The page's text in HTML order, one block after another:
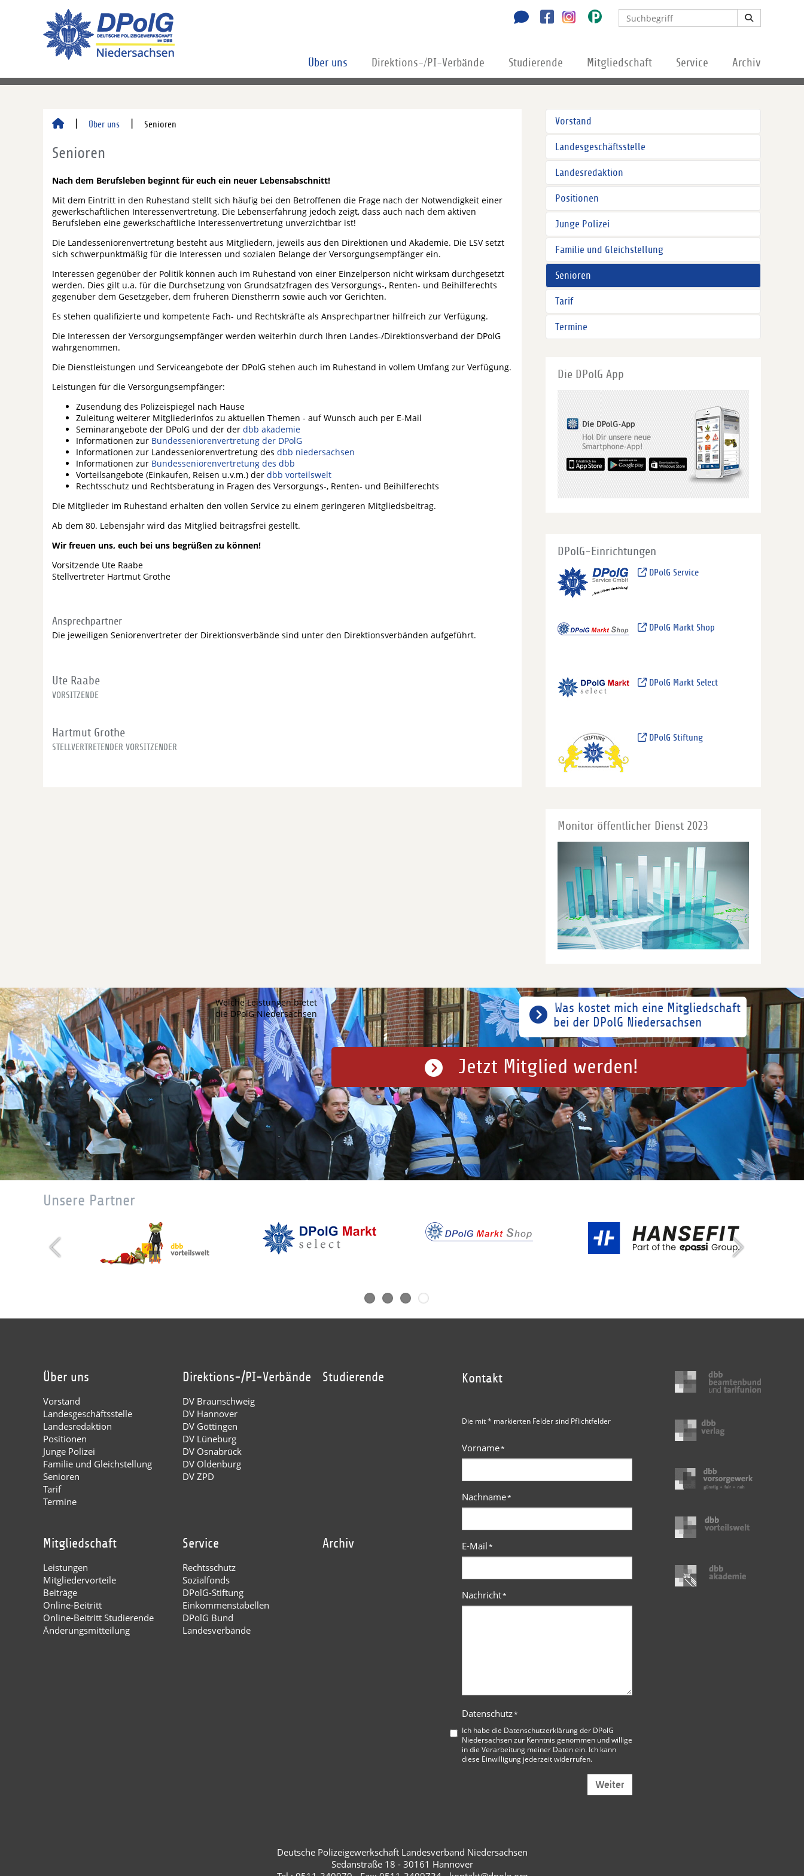
Über uns Direktions-/PI-Verbände Studierende Mitgliedschaft Service Archiv
Über uns Senioren
Senioren
Nach dem Berufsleben beginnt für euch ein neuer Lebensabschnitt!
Mit dem Eintritt in den Ruhestand stellt sich häufig bei den Betroffenen die Frage nach der Notwendigkeit einer
gewerkschaftlichen Interessenvertretung. Die Lebenserfahrung jedoch zeigt, dass auch nach dem aktiven
Berufsleben eine gewerkschaftliche Interessenvertretung unverzichtbar ist!
Die Landesseniorenvertretung besteht aus Mitgliedern, jeweils aus den Direktionen und Akademie. Die LSV setzt
sich schwerpunktmäßig für die Interessen und sozialen Belange der Versorgungsempfänger ein.
Interessen gegenüber der Politik können auch im Ruhestand von einer Einzelperson nicht wirksam durchgesetzt
werden. Dies gilt u.a. für die Durchsetzung von Grundsatzfragen des Versorgungs-, Renten- und Beihilferechts
gegenüber dem Gesetzgeber, dem früheren Dienstherrn sowie auch vor Gerichten.
Es stehen qualifizierte und kompetente Fach- und Rechtskräfte als Ansprechpartner hilfreich zur Verfügung.
Die Interessen der Versorgungsempfänger werden weiterhin durch Ihren Landes-/Direktionsverband der DPolG
wahrgenommen.
Die Dienstleistungen und Serviceangebote der DPolG stehen auch im Ruhestand in vollem Umfang zur Verfügung.
Leistungen für die Versorgungsempfänger:
Zusendung des Polizeispiegel nach Hause
Zuleitung weiterer Mitgliederinfos zu aktuellen Themen - auf Wunsch auch per E-Mail
Seminarangebote der DPolG und der der dbb akademie
Informationen zur Bundesseniorenvertretung der DPolG
Informationen zur Landesseniorenvertretung des dbb niedersachsen
Informationen zur Bundesseniorenvertretung des dbb
Vorteilsangebote (Einkaufen, Reisen u.v.m.) der dbb vorteilswelt
Rechtsschutz und Rechtsberatung in Fragen des Versorgungs-, Renten- und Beihilferechts
Die Mitglieder im Ruhestand erhalten den vollen Service zu einem geringeren Mitgliedsbeitrag.
Ab dem 80. Lebensjahr wird das Mitglied beitragsfrei gestellt.
Wir freuen uns, euch bei uns begrüßen zu können!
Vorsitzende Ute Raabe
Stellvertreter Hartmut Grothe
Ansprechpartner
Die jeweiligen Seniorenvertreter der Direktionsverbände sind unter den Direktionsverbänden aufgeführt.
Ute Raabe
VORSITZENDE
Hartmut Grothe
STELLVERTRETENDER VORSITZENDER
Vorstand
Landesgeschäftsstelle
Landesredaktion
Positionen
Junge Polizei
Familie und Gleichstellung
Senioren
Tarif
Termine
Die DPolG App
DPolG-Einrichtungen
DPolG Service
DPolG Markt Shop
DPolG Markt Select
DPolG Stiftung
Monitor öffentlicher Dienst 2023
Was kostet mich eine Mitgliedschaft
bei der DPolG Niedersachsen
Welche Leistungen bietet
die DPolG Niedersachsen
Jetzt Mitglied werden!
Unsere Partner
Über uns
Vorstand
Landesgeschäftsstelle
Landesredaktion
Positionen
Junge Polizei
Familie und Gleichstellung
Senioren
Tarif
Termine
Direktions-/PI-Verbände
DV Braunschweig
DV Hannover
DV Göttingen
DV Lüneburg
DV Osnabrück
DV Oldenburg
DV ZPD
Studierende
Mitgliedschaft
Leistungen
Mitgliedervorteile
Beiträge
Online-Beitritt
Online-Beitritt Studierende
Änderungsmitteilung
Service
Rechtsschutz
Sozialfonds
DPolG-Stiftung
Einkommenstabellen
DPolG Bund
Landesverbände
Archiv
Kontakt
Die mit * markierten Felder sind Pflichtfelder
Vorname*
Nachname*
E-Mail*
Nachricht*
Datenschutz*
Ich habe die Datenschutzerklärung der DPolG
Niedersachsenzur Kenntnis genommen und willige
in die Verarbeitung meiner Daten ein. Ich kann
diese Einwilligung jederzeit widerrufen.
Weiter
Deutsche Polizeigewerkschaft Landesverband Niedersachsen
Sedanstraße 18 - 30161 Hannover